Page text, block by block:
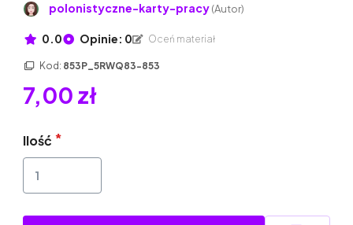
polonistyczne-karty-pracy(Autor)
0.0 Opinie: 0 Oceń materiał
Kod: 853P_5RWQ83-853
7,00 zł
Ilość